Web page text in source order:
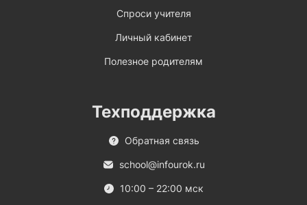
Спроси учителя
Личный кабинет
Полезное родителям
Техподдержка
Обратная связь
school@infourok.ru
10:00 – 22:00 мск